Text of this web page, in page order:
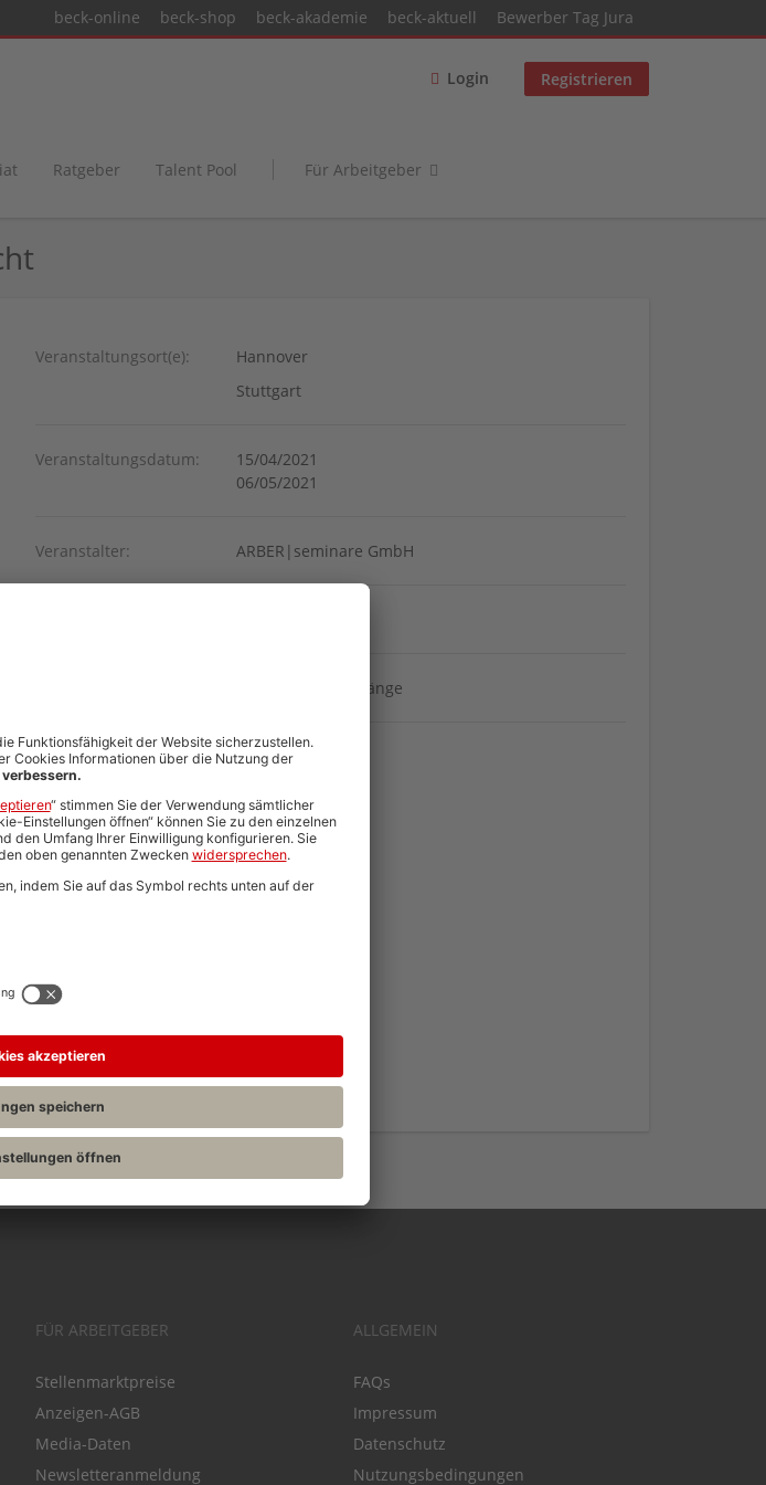
beck-online beck-shop beck-akademie beck-aktuell Bewerber Tag Jura
Login Registrieren
Ratgeber Talent Pool Für Arbeitgeber
Veranstaltungsort(e):
Hannover
Stuttgart
Veranstaltungsdatum:
15/04/2021
06/05/2021
Veranstalter: ARBER|seminare GmbH
Fachanwaltslehrgänge
PDF: PDF Download
Webseite
FÜR ARBEITGEBER
Stellenmarktpreise
Anzeigen-AGB
Media-Daten
Newsletteranmeldung
ALLGEMEIN
FAQs
Impressum
Datenschutz
Nutzungsbedingungen